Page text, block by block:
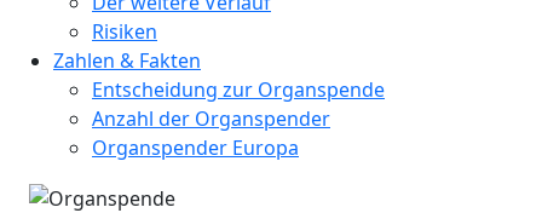
Risiken
Zahlen & Fakten
Entscheidung zur Organspende
Anzahl der Organspender
Organspender Europa